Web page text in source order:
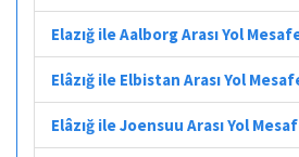
Elazığ ile Aalborg Arası Yol
Elâzığ ile Elbistan Arası Yol
Elâzığ ile Joensuu Arası Yol